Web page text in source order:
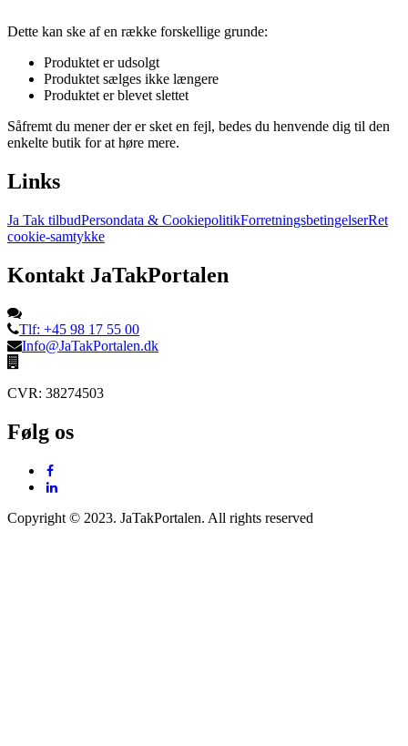
Dette kan ske af en række forskellige grunde:
Produktet er udsolgt
Produktet sælges ikke længere
Produktet er blevet slettet
Såfremt du mener der er sket en fejl, bedes du henvende dig til den
enkelte butik for at høre mere.
Links
Ja Tak tilbudPersondata & CookiepolitikForretningsbetingelserRet
cookie-samtykke
Kontakt JaTakPortalen
Tlf: +45 98 17 55 00
Info@JaTakPortalen.dk
CVR: 38274503
Følg os
Copyright © 2023. JaTakPortalen. All rights reserved